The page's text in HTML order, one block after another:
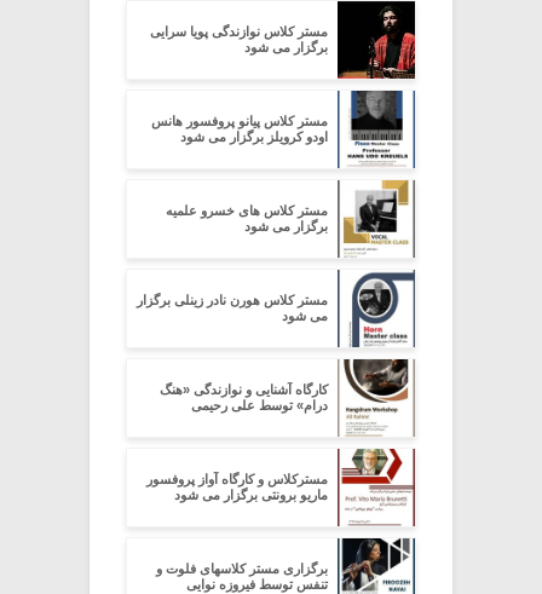
مستر کلاس نوازندگی پویا سرایی
برگزار می شود
مستر کلاس پیانو پروفسور هانس
اودو کرویلز برگزار می شود
مستر کلاس های خسرو علمیه
برگزار می شود
مستر کلاس هورن نادر زینلی برگزار
می شود
کارگاه آشنایی و نوازندگی «هنگ
درام» توسط علی رحیمی
مسترکلاس و کارگاه آواز پروفسور
ماریو برونتی برگزار می شود
برگزاری مستر کلاسهای فلوت و
تنفس توسط فیروزه نوایی